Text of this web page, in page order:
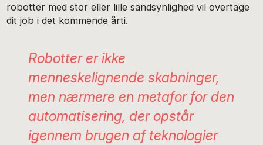
robotter med stor eller lille sandsynlighed vil overtage
dit job i det kommende årti.
Robotter er ikke
menneskelignende skabninger,
men nærmere en metafor for den
automatisering, der opstår
igennem brugen af teknologier